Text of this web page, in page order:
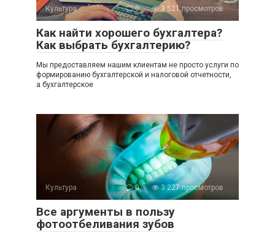
Культура 0 3 521 просмотров
Как найти хорошего бухгалтера?
Как выбрать бухгалтерию?
Мы предоставляем нашим клиентам не просто услуги по
формированию бухгалтерской и налоговой отчетности,
а бухгалтерское
Культура 0 3 227 просмотров
Все аргументы в пользу
фотоотбеливания зубов